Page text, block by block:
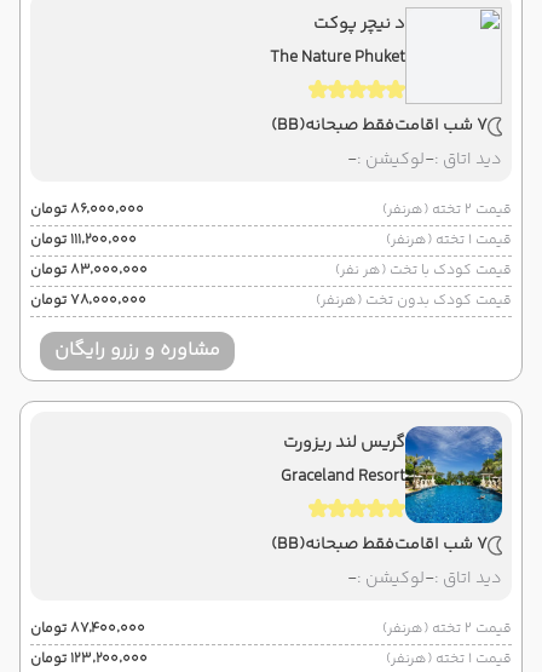
د نیچر پوکت
The Nature Phuket
7 شب اقامت فقط صبحانه(BB)
دید اتاق :-لوکیشن :-
قیمت 2 تخته (هرنفر)
۸۶٬۰۰۰٬۰۰۰ تومان
قیمت 1 تخته (هرنفر)
۱۱۱٬۲۰۰٬۰۰۰ تومان
قیمت کودک با تخت (هر نفر)
۸۳٬۰۰۰٬۰۰۰ تومان
قیمت کودک بدون تخت (هرنفر)
۷۸٬۰۰۰٬۰۰۰ تومان
مشاوره و رزرو رایگان
گریس لند ریزورت
Graceland Resort
7 شب اقامت فقط صبحانه(BB)
دید اتاق :-لوکیشن :-
قیمت 2 تخته (هرنفر)
۸۷٬۴۰۰٬۰۰۰ تومان
قیمت 1 تخته (هرنفر)
۱۲۳٬۲۰۰٬۰۰۰ تومان